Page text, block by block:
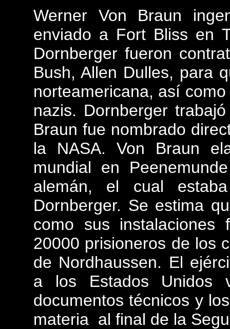
Werner Von Braun
enviado a Fort Bliss en
Dornberger fueron
Bush, Allen Dulles, para
norteamericana, así
nazis. Dornberger
Braun fue nombrado
la NASA. Von Braun
mundial en
alemán, el cual
Dornberger. Se estima
como sus
20000 prisioneros de los
de Nordhaussen. El
a los Estados Unidos
documentos técnicos y
materia al final de la